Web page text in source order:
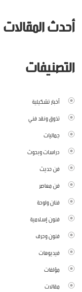
أحدث المقالات
التصنيفات
أخبار تشكيلية
تذوق ونقد فني
جماليات
دراسات وبحوث
فن حديث
فن معاصر
فنان ولوحة
فنون إسلامية
فنون وحرف
فيديوهات
مؤلفات
مقالات